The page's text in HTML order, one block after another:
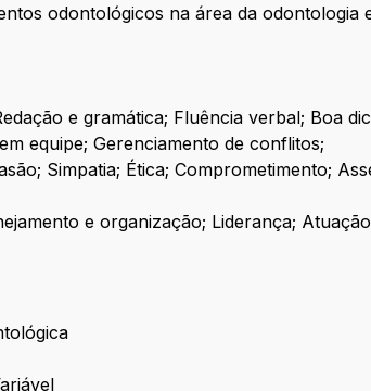
odontológicos na área da odontologia
e gramática; Fluência verbal; Boa
equipe; Gerenciamento de conflitos;
Simpatia; Ética; Comprometimento;
e organização; Liderança;